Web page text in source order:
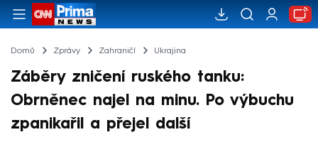
Domů Zprávy Zahraničí Ukrajina
Záběry zničení ruského tanku:
Obrněnec najel na minu. Po výbuchu
zpanikařil a přejel další